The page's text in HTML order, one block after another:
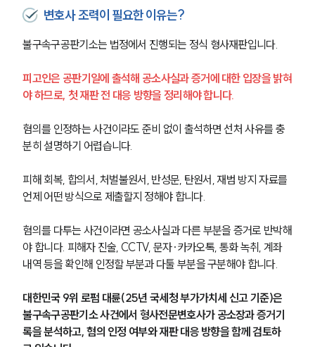
변호사 조력이 필요한 이유는?
불구속구공판기소는 법정에서 진행되는 정식 형사재판입니다.
피고인은 공판기일에 출석해 공소사실과 증거에 대한 입장을 밝혀
야 하므로, 첫 재판 전 대응 방향을 정리해야 합니다.
혐의를 인정하는 사건이라도 준비 없이 출석하면 선처 사유를 충
분히 설명하기 어렵습니다.
피해 회복, 합의서, 처벌불원서, 반성문, 탄원서, 재범 방지 자료를
언제 어떤 방식으로 제출할지 정해야 합니다.
혐의를 다투는 사건이라면 공소사실과 다른 부분을 증거로 반박해
야 합니다. 피해자 진술, CCTV, 문자·카카오톡, 통화 녹취, 계좌
내역 등을 확인해 인정할 부분과 다툴 부분을 구분해야 합니다.
대한민국 9위 로펌 대륜(25년 국세청 부가가치세 신고 기준)은
불구속구공판기소 사건에서 형사전문변호사가 공소장과 증거기
록을 분석하고, 혐의 인정 여부와 재판 대응 방향을 함께 검토하